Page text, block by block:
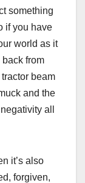
something
if you have
world as it
from
beam
and the
all
it’s also
forgiven,